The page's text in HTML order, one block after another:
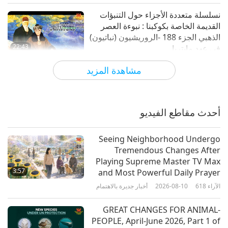
مشاهدة المزيد
22:43
نسلسلة متعددة الأجزاء حول التنبؤات
القديمة الخاصة بكوكبنا : نبوءة العصر
الذهبي الجزء 188 -الروريشيون (نباتيون)
في عهد مايتريا
سلسلة متعددة الأجزاء حول لتنبؤات القديمة الخاصة
بكوكبنا
2022-04-03
الذهبي الجزء 176 - نبوءات إسلامية عن
المسيح يوم قيام الساعة
الخاصة بكوكبنا
نبوءة العصر الذهبي الجزء 163 - نبوءة
المخلص الحقيقي لسيشي أونيسابور
ديغوتشي (مناصر للنباتية)
الخاصة بكوكبنا
أحدث مقاطع الفيديو
3:57
Seeing Neighborhood Undergo
Tremendous Changes After
Playing Supreme Master TV Max
and Most Powerful Daily Prayer
أخبار جديرة بالاهتمام 2026-08-10 618 الآراء
GREAT CHANGES FOR ANIMAL-
PEOPLE, April-June 2026, Part 1 of